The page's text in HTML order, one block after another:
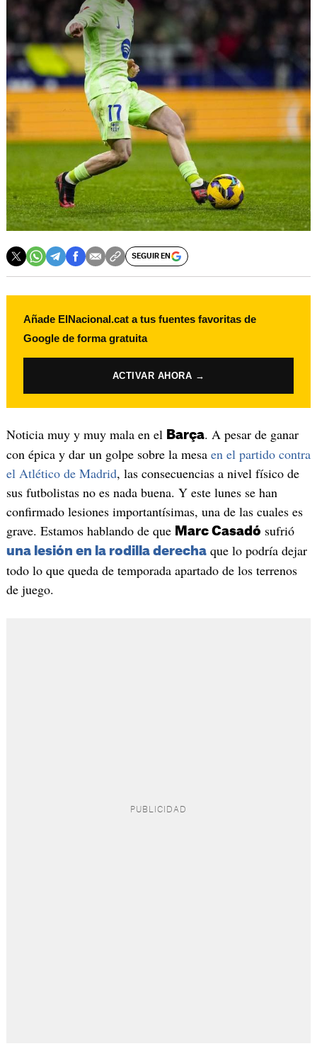
SEGUIR EN
Añade ElNacional.cat a tus fuentes favoritas de
Google de forma gratuita
ACTIVAR AHORA →
Noticia muy y muy mala en el Barça. A pesar de ganar
con épica y dar un golpe sobre la mesa en el partido contra
el Atlético de Madrid, las consecuencias a nivel físico de
sus futbolistas no es nada buena. Y este lunes se han
confirmado lesiones importantísimas, una de las cuales es
grave. Estamos hablando de que Marc Casadó sufrió
una lesión en la rodilla derechaque lo podría dejar
todo lo que queda de temporada apartado de los terrenos
de juego.